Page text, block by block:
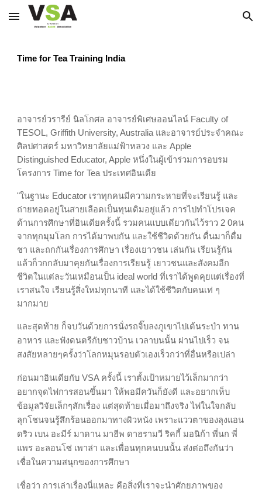
Skip to main content Skip to navigation
Time for Tea Training India
อาจารย์วรารีย์ นิลโกศล อาจารย์พิเศษออนไลน์ Faculty of
TESOL, Griffith University, Australia และอาจารย์ประจำคณะ
ศิลปศาสตร์ มหาวิทยาลัยแม่ฟ้าหลวง และ Apple
Distinguished Educator, Apple หนึ่งในผู้เข้าร่วมการอบรม
โครงการ Time for Tea ประเทศอินเดีย
"ในฐานะ Educator เราทุกคนมีความกระหายที่จะเรียนรู้ และ
ถ่ายทอดอยู่ในสายเลือดเป็นทุนเดิมอยู่แล้ว การไปทำโปรเจค
ด้านการศึกษาที่อินเดียครั้งนี้ รวมคนแบบเดียวกันไว้ราว 2 0คน
จากทุกมุมโลก การได้มาพบกัน และใช้ชีวิตด้วยกัน ตื่นมาก็ดื่ม
ชา และถกกันเรื่องการศึกษา เรื่องเยาวชน เล่นกัน เรียนรู้กัน
แล้วก็วกกลับมาคุยกันเรื่องการเรียนรู้ เยาวชนและสังคมอีก
ชีวิตในแต่ละวันเหมือนเป็น ideal world ที่เราได้พูดคุยแต่เรื่องที่
เราสนใจ เรียนรู้สิ่งใหม่ทุกนาที และได้ใช้ชีวิตกับคนเท่ ๆ
มากมาย
และสุดท้าย ก็จบวันด้วยการนั่งรถจิ๊บลงภูเขาไปเต้นระบำ ทาน
อาหาร และฟังดนตรีกับชาวบ้าน เวลาบนนั้น ผ่านไปเร็ว จน
สงสัยหลายๆครั้งว่าโลกหมุนรอบตัวเองเร็วกว่าที่อื่นหรือเปล่า
ก่อนมาอินเดียกับ VSA ครั้งนี้ เราตั้งเป้าหมายไว้เล็กมากว่า
อยากจุดไฟการสอนขึ้นมา ให้พอมีควันก็ยังดี และอยากเห็บ
ข้อมูลวิจัยเล็กๆสักเรื่อง แต่สุดท้ายเมื่อมาถึงจริง ไฟในใจกลับ
ลุกโชนจนรู้สึกร้อนออกมาทางผิวหนัง เพราะแววตาของลุงแอน
ดริว เบน อะมีร์ มาดาน มาฮีพ ดาฮรามวี ริคกี้ มอนิก้า พี่นก พี่
แพร อะลอนโซ่ เพาล่า และเพื่อนทุกคนบนนั้น ส่งต่อถึงกันว่า
เชื่อในความสนุกของการศึกษา
เชื่อว่า การเล่าเรื่องนี่แหละ คือสิ่งที่เราจะนำศักยภาพของ